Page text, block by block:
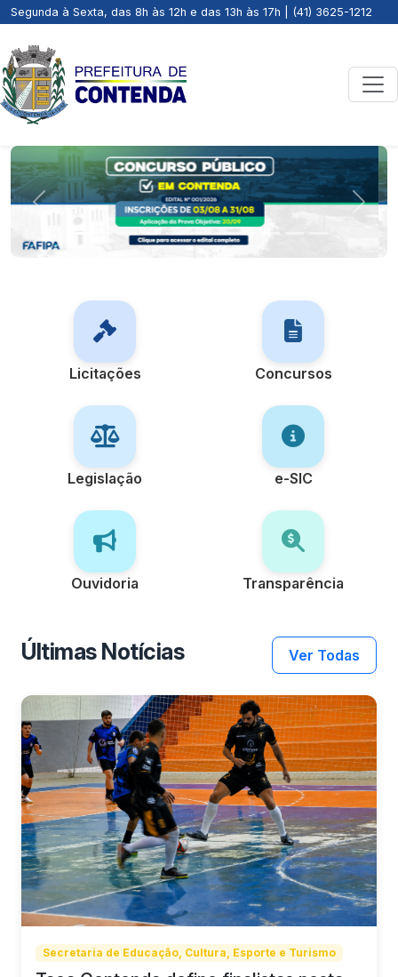
Segunda à Sexta, das 8h às 12h e das 13h às 17h | (41) 3625-1212
Previous Next
Licitações Concursos
Legislação e-SIC
Ouvidoria Transparência
Últimas Notícias Ver Todas
Secretaria de Educação, Cultura, Esporte e Turismo